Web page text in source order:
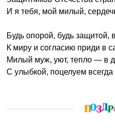
И я тебя, мой милый,
Будь опорой, будь защитой,
К миру и согласию приди в
Милый муж, уют, тепло — в
С улыбкой, поцелуем всегда